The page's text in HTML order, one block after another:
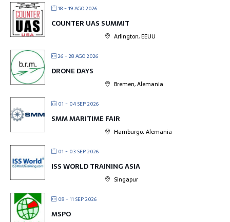
18 - 19 AGO 2026
COUNTER UAS SUMMIT
Arlington, EEUU
26 - 28 AGO 2026
DRONE DAYS
Bremen, Alemania
01 - 04 SEP 2026
SMM MARITIME FAIR
Hamburgo. Alemania
01 - 03 SEP 2026
ISS WORLD TRAINING ASIA
Singapur
08 - 11 SEP 2026
MSPO